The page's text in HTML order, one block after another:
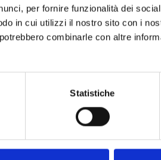
per fornire funzionalità dei
in cui utilizzi il nostro sito con i
combinarle con altre
Statistiche
Ortholite®